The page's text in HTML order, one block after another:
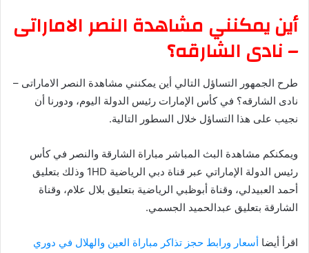
أين يمكنني مشاهدة ‎النصر الاماراتى
– نادى الشارقه؟
طرح الجمهور التساؤل التالي أين يمكنني مشاهدة ‎النصر الاماراتى –
نادى الشارقه؟ في كأس الإمارات رئيس الدولة اليوم، ودورنا أن
نجيب على هذا التساؤل خلال السطور التالية.
ويمكنكم مشاهدة البث المباشر مباراة الشارقة والنصر في كأس
رئيس الدولة الإماراتي عبر قناة دبي الرياضية 1HD وذلك بتعليق
أحمد العبيدلي، وقناة أبوظبي الرياضية بتعليق بلال علام، وقناة
الشارقة بتعليق عبدالحميد الجسمي.
اقرأ أيضا أسعار ورابط حجز تذاكر مباراة العين والهلال في دوري